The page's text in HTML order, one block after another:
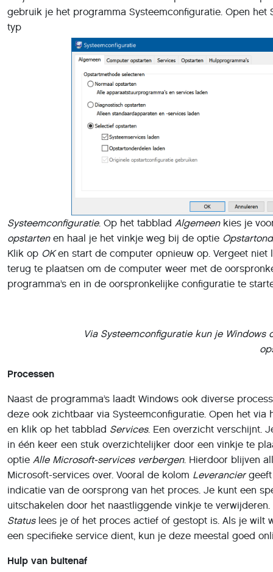
gebruik je het programma Systeemconfiguratie. Open het
typ
Systeemconfiguratie. Op het tabblad Algemeenkies je
opstartenen haal je het vinkje weg bij de optie
Klik op OKen start de computer opnieuw op. Vergeet niet
terug te plaatsen om de computer weer met de
programma’s en in de oorspronkelijke configuratie te
Via Systeemconfiguratie kun je Windows
Processen
Naast de programma’s laadt Windows ook diverse
deze ook zichtbaar via Systeemconfiguratie. Open het via
en klik op het tabblad Services. Een overzicht verschijnt.
in één keer een stuk overzichtelijker door een vinkje te
optie Alle Microsoft-services verbergen. Hierdoor blijven
Microsoft-services over. Vooral de kolom Leveranciergeeft
indicatie van de oorsprong van het proces. Je kunt een
uitschakelen door het naastliggende vinkje te
Statuslees je of het proces actief of gestopt is. Als je wilt
een specifieke service dient, kun je deze meestal goed
Hulp van buitenaf